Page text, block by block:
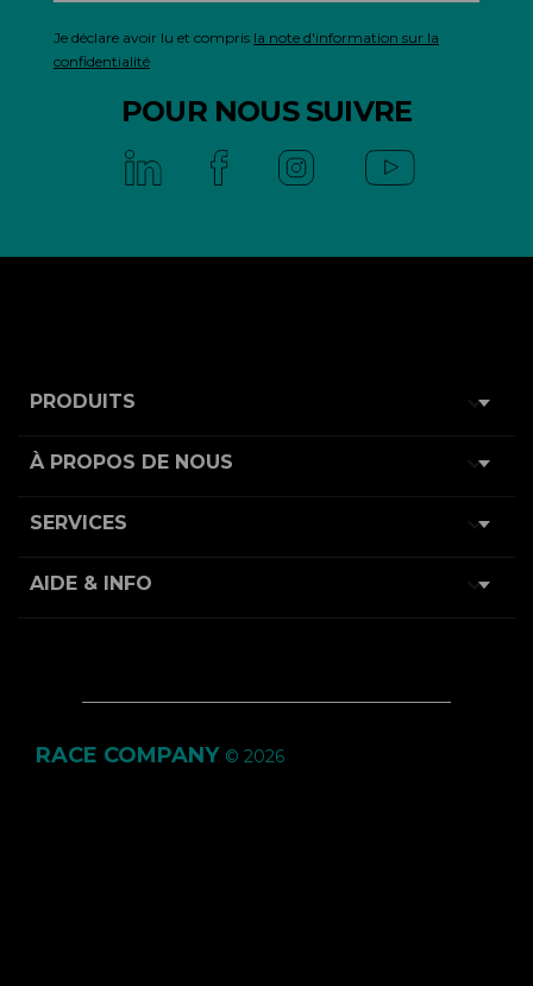
Je déclare avoir lu et compris la note d'information sur la
confidentialité
POUR NOUS SUIVRE
PRODUITS 
À PROPOS DE NOUS 
SERVICES 
AIDE & INFO 
RACE COMPANY © 2026